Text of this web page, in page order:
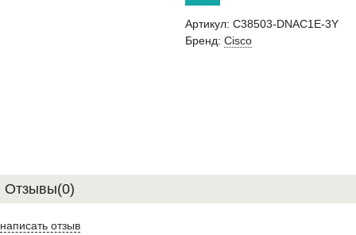
Артикул: C38503-DNAC1E-3Y
Бренд: Cisco
Отзывы(0)
написать отзыв